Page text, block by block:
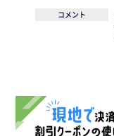
コメント